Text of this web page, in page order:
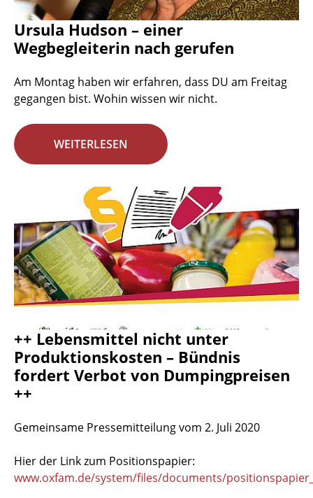
Ursula Hudson – einer
Wegbegleiterin nach gerufen
Am Montag haben wir erfahren, dass DU am Freitag
gegangen bist. Wohin wissen wir nicht.
WEITERLESEN
++ Lebensmittel nicht unter
Produktionskosten – Bündnis
fordert Verbot von Dumpingpreisen
++
Gemeinsame Pressemitteilung vom 2. Juli 2020
Hier der Link zum Positionspapier:
www.oxfam.de/system/files/documents/